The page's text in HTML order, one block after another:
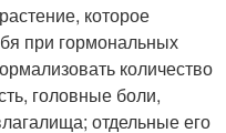
которое
при гормональных
количество
головные боли,
отдельные его